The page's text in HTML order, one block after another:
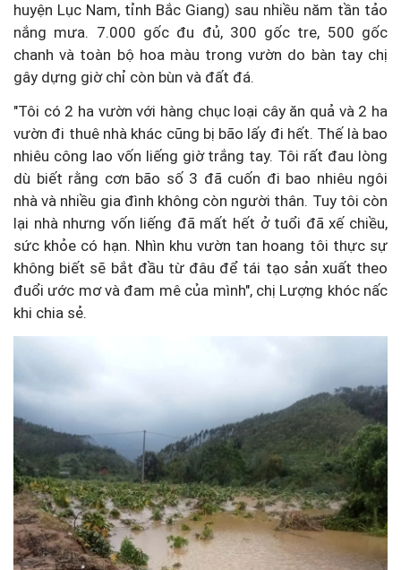
huyện Lục Nam, tỉnh Bắc Giang) sau nhiều năm tần tảo
nắng mưa. 7.000 gốc đu đủ, 300 gốc tre, 500 gốc
chanh và toàn bộ hoa màu trong vườn do bàn tay chị
gây dựng giờ chỉ còn bùn và đất đá.
"Tôi có 2 ha vườn với hàng chục loại cây ăn quả và 2 ha
vườn đi thuê nhà khác cũng bị bão lấy đi hết. Thế là bao
nhiêu công lao vốn liếng giờ trắng tay. Tôi rất đau lòng
dù biết rằng cơn bão số 3 đã cuốn đi bao nhiêu ngôi
nhà và nhiều gia đình không còn người thân. Tuy tôi còn
lại nhà nhưng vốn liếng đã mất hết ở tuổi đã xế chiều,
sức khỏe có hạn. Nhìn khu vườn tan hoang tôi thực sự
không biết sẽ bắt đầu từ đâu để tái tạo sản xuất theo
đuổi ước mơ và đam mê của mình", chị Lượng khóc nấc
khi chia sẻ.